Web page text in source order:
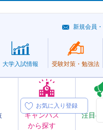
オープン
キャンパス
から探す
注目の
大学入試情報 受験対策・ 勉強法
新規会員
お気に入り登録